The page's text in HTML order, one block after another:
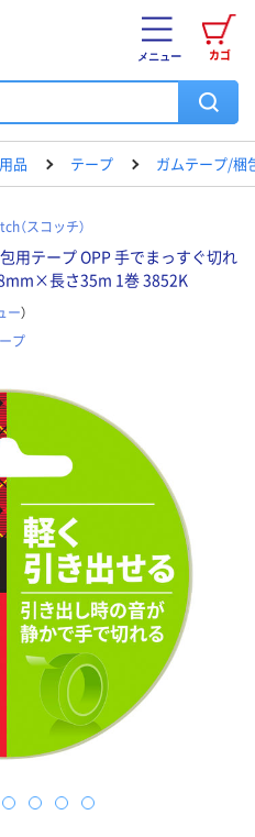
カゴ
メニュー
品 テープ ガムテープ/梱
（スコッチ）
用テープ OPP 手でまっすぐ切れ
長さ35m 1巻 3852K
ー）
プ